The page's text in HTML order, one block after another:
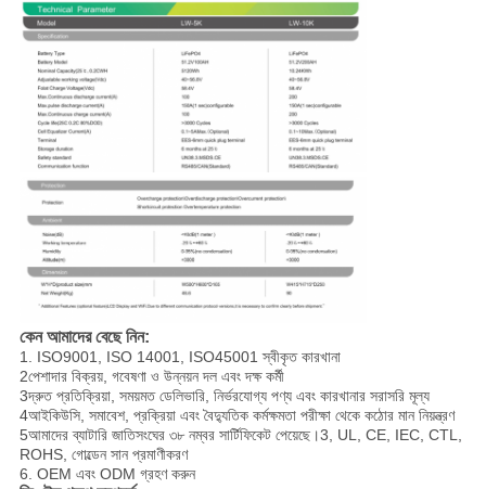
কেন আমাদের বেছে নিন:
1. ISO9001, ISO 14001, ISO45001 স্বীকৃত কারখানা
2পেশাদার বিক্রয়, গবেষণা ও উন্নয়ন দল এবং দক্ষ কর্মী
3দ্রুত প্রতিক্রিয়া, সময়মত ডেলিভারি, নির্ভরযোগ্য পণ্য এবং কারখানার সরাসরি মূল্য
4আইকিউসি, সমাবেশ, প্রক্রিয়া এবং বৈদ্যুতিক কর্মক্ষমতা পরীক্ষা থেকে কঠোর মান নিয়ন্ত্রণ
5আমাদের ব্যাটারি জাতিসংঘের ৩৮ নম্বর সার্টিফিকেট পেয়েছে।3, UL, CE, IEC, CTL,
ROHS, গোল্ডেন সান প্রমাণীকরণ
6. OEM এবং ODM গ্রহণ করুন